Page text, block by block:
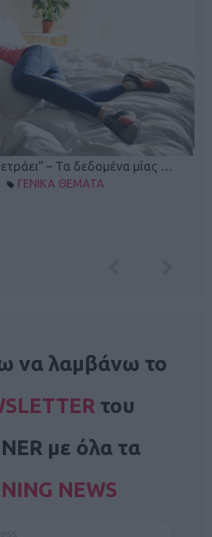
– Τα δεδομένα μίας …
ΓΕΝΙΚΑ ΘΕΜΑΤΑ
να λαμβάνω το
του
με όλα τα
NEWS